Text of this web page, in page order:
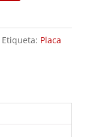
Etiqueta: Placa